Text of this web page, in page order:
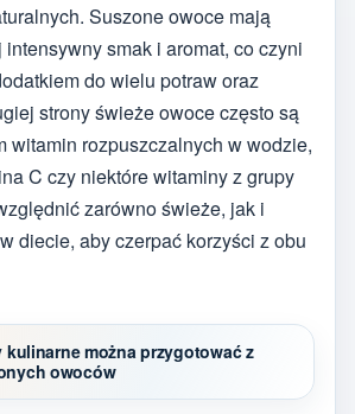
Suszone owoce mają
smak i aromat, co czyni
do wielu potraw oraz
strony świeże owoce często są
witamin rozpuszczalnych w wodzie,
C czy niektóre witaminy z grupy
zarówno świeże, jak i
diecie, aby czerpać korzyści z obu
kulinarne można przygotować z
owoców